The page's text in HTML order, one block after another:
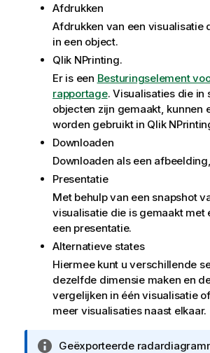
Afdrukken
Afdrukken van een visualisatie
in een object.
Qlik NPrinting.
Er is een Besturingselement
rapportage. Visualisaties die in
objecten zijn gemaakt, kunnen
worden gebruikt in Qlik
Downloaden
Downloaden als een
Presentatie
Met behulp van een snapshot
visualisatie die is gemaakt met
een presentatie.
Alternatieve states
Hiermee kunt u verschillende
dezelfde dimensie maken en
vergelijken in één visualisatie
meer visualisaties naast elkaar.
IGeëxporteerde